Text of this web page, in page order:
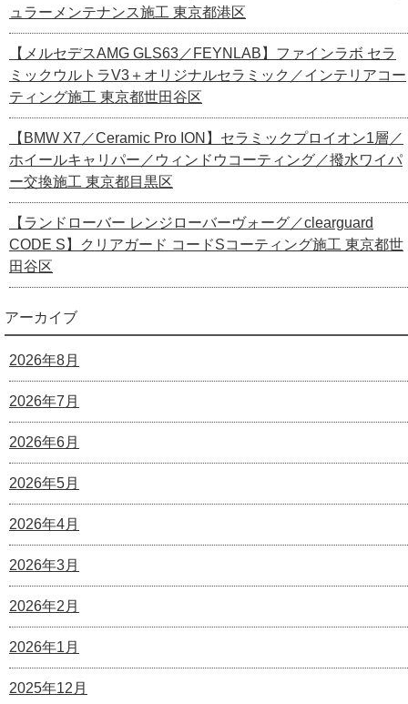
ュラーメンテナンス施工 東京都港区
【メルセデスAMG GLS63／FEYNLAB】ファインラボ セラ
ミックウルトラV3＋オリジナルセラミック／インテリアコー
ティング施工 東京都世田谷区
【BMW X7／Ceramic Pro ION】セラミックプロイオン1層／
ホイールキャリパー／ウィンドウコーティング／撥水ワイパ
ー交換施工 東京都目黒区
【ランドローバー レンジローバーヴォーグ／clearguard
CODE S】クリアガード コードSコーティング施工 東京都世
田谷区
アーカイブ
2026年8月
2026年7月
2026年6月
2026年5月
2026年4月
2026年3月
2026年2月
2026年1月
2025年12月